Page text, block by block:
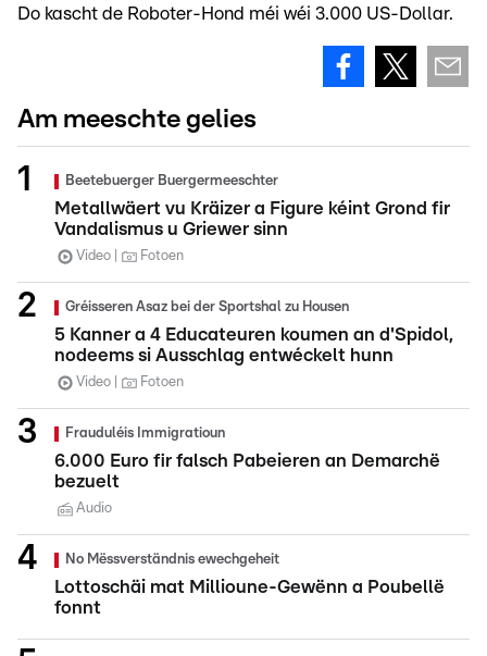
Do kascht de Roboter-Hond méi wéi 3.000 US-Dollar.
Am meeschte gelies
Beetebuerger Buergermeeschter
Metallwäert vu Kräizer a Figure kéint Grond fir
Vandalismus u Griewer sinn
Video Fotoen
Gréisseren Asaz bei der Sportshal zu Housen
5 Kanner a 4 Educateuren koumen an d'Spidol,
nodeems si Ausschlag entwéckelt hunn
Video Fotoen
Frauduléis Immigratioun
6.000 Euro fir falsch Pabeieren an Demarchë
bezuelt
Audio
No Mëssverständnis ewechgeheit
Lottoschäi mat Millioune-Gewënn a Poubellë
fonnt